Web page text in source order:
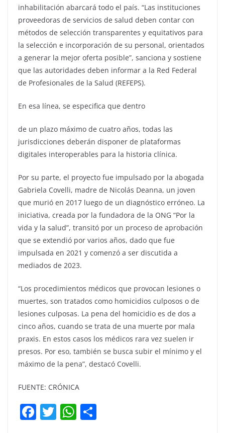
inhabilitación abarcará todo el país. “Las instituciones
proveedoras de servicios de salud deben contar con
métodos de selección transparentes y equitativos para
la selección e incorporación de su personal, orientados
a generar la mejor oferta posible”, sanciona y sostiene
que las autoridades deben informar a la Red Federal
de Profesionales de la Salud (REFEPS).
En esa línea, se especifica que dentro
de un plazo máximo de cuatro años, todas las
jurisdicciones deberán disponer de plataformas
digitales interoperables para la historia clínica.
Por su parte, el proyecto fue impulsado por la abogada
Gabriela Covelli, madre de Nicolás Deanna, un joven
que murió en 2017 luego de un diagnóstico erróneo. La
iniciativa, creada por la fundadora de la ONG “Por la
vida y la salud”, transitó por un proceso de aprobación
que se extendió por varios años, dado que fue
impulsada en 2021 y comenzó a ser discutida a
mediados de 2023.
“Los procedimientos médicos que provocan lesiones o
muertes, son tratados como homicidios culposos o de
lesiones culposas. La pena del homicidio es de dos a
cinco años, cuando se trata de una muerte por mala
praxis. En estos casos los médicos rara vez suelen ir
presos. Por eso, también se busca subir el mínimo y el
máximo de la pena”, destacó Covelli.
FUENTE: CRÓNICA
F T W